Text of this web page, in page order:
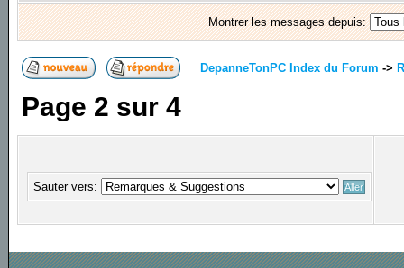
Montrer les messages depuis:
DepanneTonPC Index du Forum ->
Page 2 sur4
Sauter vers: